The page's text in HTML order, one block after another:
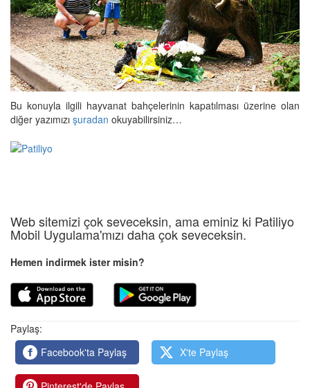
Bu konuyla ilgili hayvanat bahçelerinin kapatılması üzerine olan
diğer yazımızı şuradan okuyabilirsiniz…
Web sitemizi çok seveceksin, ama eminiz ki Patiliyo
Mobil Uygulama'mızı daha çok seveceksin.
Hemen indirmek ister misin?
Paylaş:
Facebook'ta Paylaş
X'te Paylaş